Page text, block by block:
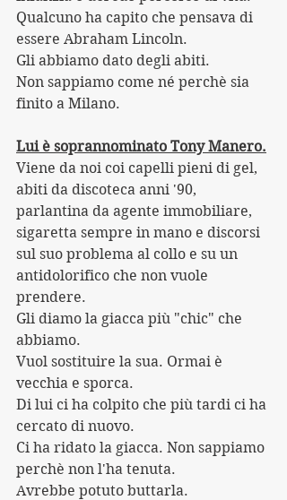
Qualcuno ha capito che pensava di
essere Abraham Lincoln.
Gli abbiamo dato degli abiti.
Non sappiamo come né perchè sia
finito a Milano.
Lui è soprannominato Tony Manero.
Viene da noi coi capelli pieni di gel,
abiti da discoteca anni '90,
parlantina da agente immobiliare,
sigaretta sempre in mano e discorsi
sul suo problema al collo e su un
antidolorifico che non vuole
prendere.
Gli diamo la giacca più "chic" che
abbiamo.
Vuol sostituire la sua. Ormai è
vecchia e sporca.
Di lui ci ha colpito che più tardi ci ha
cercato di nuovo.
Ci ha ridato la giacca. Non sappiamo
perchè non l'ha tenuta.
Avrebbe potuto buttarla.